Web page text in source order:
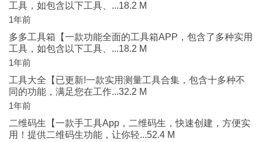
工具，如包含以下工具、...18.2 M
1年前
多多工具箱【一款功能全面的工具箱APP，包含了多种实用
工具，如包含以下工具、...18.2 M
1年前
工具大全【已更新!一款实用测量工具合集，包含十多种不
同的功能，满足您在工作...32.2 M
1年前
二维码生【一款手工具App，二维码生，快速创建，方便实
用！提供二维码生功能，让你轻...52.4 M